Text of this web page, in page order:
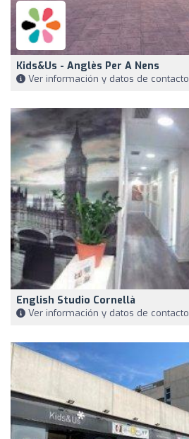
Kids&Us - Anglès Per A Nens
Ver información y datos de contacto
English Studio Cornellà
Ver información y datos de contacto